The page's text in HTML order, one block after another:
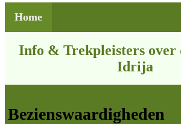
Home
Info & Trekpleisters over
Idrija
Bezienswaardigheden